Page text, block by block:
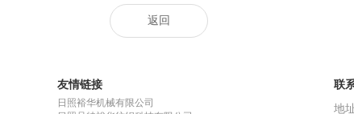
返回
友情链接
日照裕华机械有限公司
联
地